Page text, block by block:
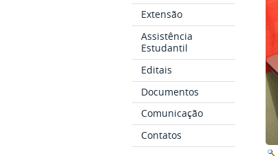
Extensão
Assistência
Estudantil
Editais
Documentos
Comunicação
Contatos